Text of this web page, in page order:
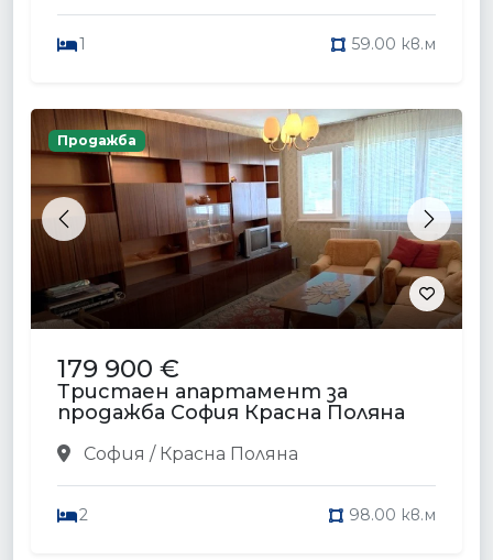
1 59.00 кв.м
Previous Next
Продажба
179 900 €
Тристаен апартамент за
продажба София Красна Поляна
София / Красна Поляна
2 98.00 кв.м